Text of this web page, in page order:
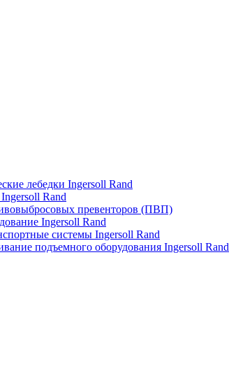
лебедки Ingersoll Rand
Rand
превенторов (ПВП)
Ingersoll Rand
системы Ingersoll Rand
подъемного оборудования Ingersoll Rand